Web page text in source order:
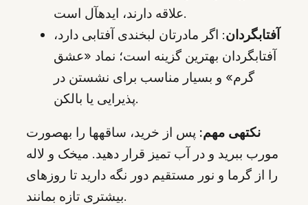
علاقه دارند، ایدهآل است.
آفتابگردان: اگر مادرتان لبخندی آفتابی دارد،
آفتابگردان بهترین گزینه است؛ نماد «عشق
گرم» و بسیار مناسب برای نشستن در
پذیرایی یا بالکن.
نکتهی مهم: پس از خرید، ساقهها را بهصورت
مورب ببرید و در آب تمیز قرار دهید. میخک و لاله
را از گرما و نور مستقیم دور نگه دارید تا روزهای
بیشتری تازه بمانند.